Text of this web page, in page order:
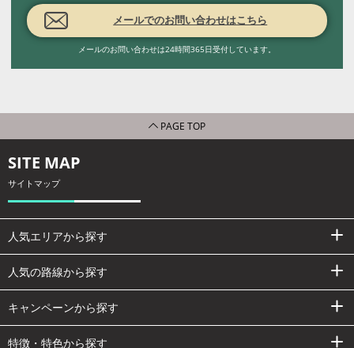
メールでのお問い合わせはこちら
メールのお問い合わせは24時間365日受付しています。
PAGE TOP
SITE MAP
サイトマップ
人気エリアから探す
人気の路線から探す
キャンペーンから探す
特徴・特色から探す